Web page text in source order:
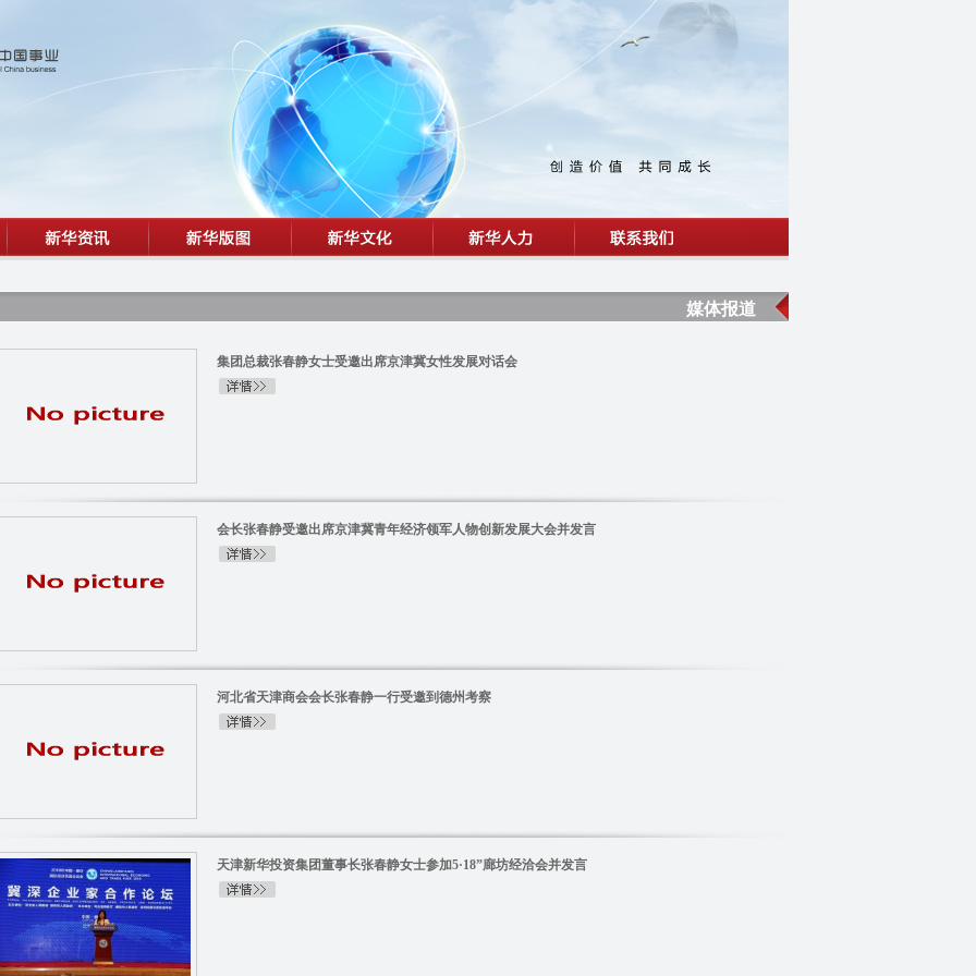
媒体报道
集团总裁张春静女士受邀出席京津冀女性发展对话会
会长张春静受邀出席京津冀青年经济领军人物创新发展大会并发言
河北省天津商会会长张春静一行受邀到德州考察
天津新华投资集团董事长张春静女士参加5·18”廊坊经洽会并发言